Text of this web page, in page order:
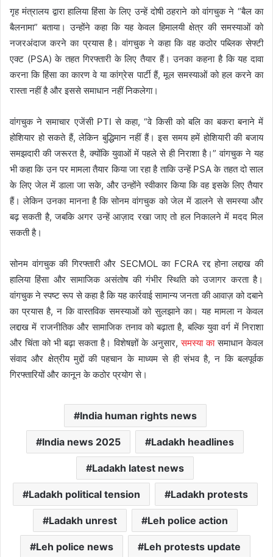
गृह मंत्रालय द्वारा हालिया हिंसा के लिए उन्हें दोषी ठहराने को वांगचुक ने “बैल का
बैलनामा” बताया। उन्होंने कहा कि यह केवल हिमालयी क्षेत्र की समस्याओं को
नजरअंदाज करने का प्रयास है। वांगचुक ने कहा कि वह कठोर पब्लिक सेफ्टी
एक्ट (PSA) के तहत गिरफ्तारी के लिए तैयार हैं। उनका कहना है कि यह दावा
करना कि हिंसा का कारण वे या कांग्रेस पार्टी हैं, मूल समस्याओं को हल करने का
रास्ता नहीं है और इससे समाधान नहीं निकलेगा।
वांगचुक ने समाचार एजेंसी PTI से कहा, “वे किसी को बलि का बकरा बनाने में
होशियार हो सकते हैं, लेकिन बुद्धिमान नहीं हैं। इस समय हमें होशियारी की बजाय
समझदारी की जरूरत है, क्योंकि युवाओं में पहले से ही निराशा है।” वांगचुक ने यह
भी कहा कि उन पर मामला तैयार किया जा रहा है ताकि उन्हें PSA के तहत दो साल
के लिए जेल में डाला जा सके, और उन्होंने स्वीकार किया कि वह इसके लिए तैयार
हैं। लेकिन उनका मानना है कि सोनम वांगचुक को जेल में डालने से समस्या और
बढ़ सकती है, जबकि अगर उन्हें आज़ाद रखा जाए तो हल निकालने में मदद मिल
सकती है।
सोनम वांगचुक की गिरफ्तारी और SECMOL का FCRA रद्द होना लद्दाख की
हालिया हिंसा और सामाजिक असंतोष की गंभीर स्थिति को उजागर करता है।
वांगचुक ने स्पष्ट रूप से कहा है कि यह कार्रवाई सामान्य जनता की आवाज़ को दबाने
का प्रयास है, न कि वास्तविक समस्याओं को सुलझाने का। यह मामला न केवल
लद्दाख में राजनीतिक और सामाजिक तनाव को बढ़ाता है, बल्कि युवा वर्ग में निराशा
और चिंता को भी बढ़ा सकता है। विशेषज्ञों के अनुसार,समस्या कासमाधान केवल
संवाद और क्षेत्रीय मुद्दों की पहचान के माध्यम से ही संभव है, न कि बलपूर्वक
गिरफ्तारियों और कानून के कठोर प्रयोग से।
India human rights news
India news 2025 Ladakh headlines
Ladakh latest news
Ladakh political tension Ladakh protests
Ladakh unrest Leh police action
Leh police news Leh protests update